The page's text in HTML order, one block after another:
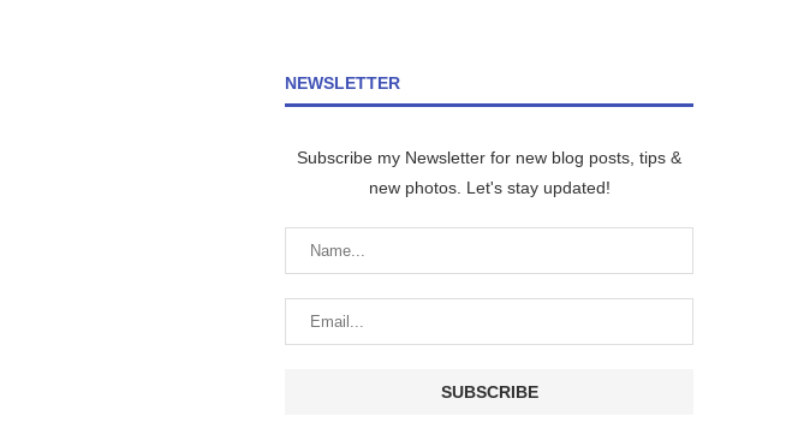
NEWSLETTER
Subscribe my Newsletter for new blog posts, tips &
new photos. Let's stay updated!